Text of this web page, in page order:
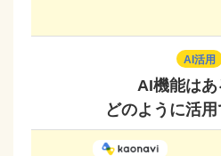
AI活用
AI機能はあ
どのように活